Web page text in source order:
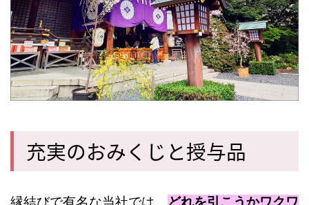
充実のおみくじと授与品
縁結びで有名な当社では、 どれを引こうかワクワ